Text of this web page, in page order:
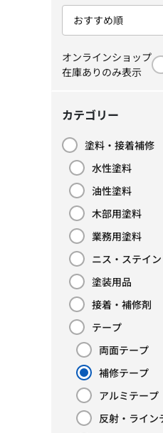
オンラインショップ
在庫ありのみ表示
カテゴリー
塗料・接着補修
カテゴリーで絞り込
水性塗料
カテゴリーで絞り込
油性塗料
カテゴリーで絞り込
木部用塗料
カテゴリーで絞り込
業務用塗料
カテゴリーで絞り込
ニス・ステイン
カテゴリーで絞り込
塗装用品
カテゴリーで絞り込
接着・補修剤
カテゴリーで絞り込
テープ
カテゴリーで絞り込
両面テープ
カテゴリーで絞り
補修テープ
現在カテゴリーで
アルミテープ
カテゴリーで絞り
反射・ライン
カテゴリーで絞り